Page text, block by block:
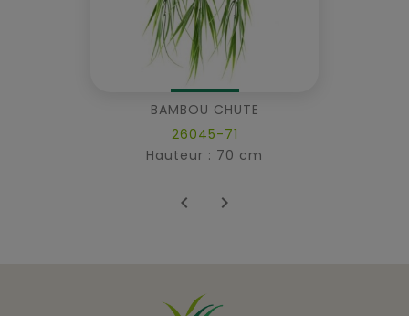
BAMBOU CHUTE
26045-71
Hauteur : 70 cm
 